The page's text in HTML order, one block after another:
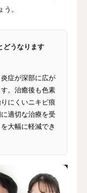
。
どうなります
症が深部に広が
。治癒後も色素
にくいニキビ痕
適切な治療を受
大幅に軽減でき